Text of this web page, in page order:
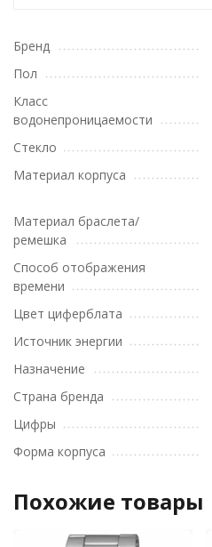
Бренд
Пол
Класс
водонепроницаемости
Стекло
Материал корпуса
Материал браслета/
ремешка
Способ отображения
времени
Цвет циферблата
Источник энергии
Назначение
Страна бренда
Цифры
Форма корпуса
Похожие товары